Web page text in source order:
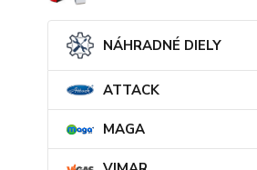
NÁHRADNÉ DIELY
ATTACK
MAGA